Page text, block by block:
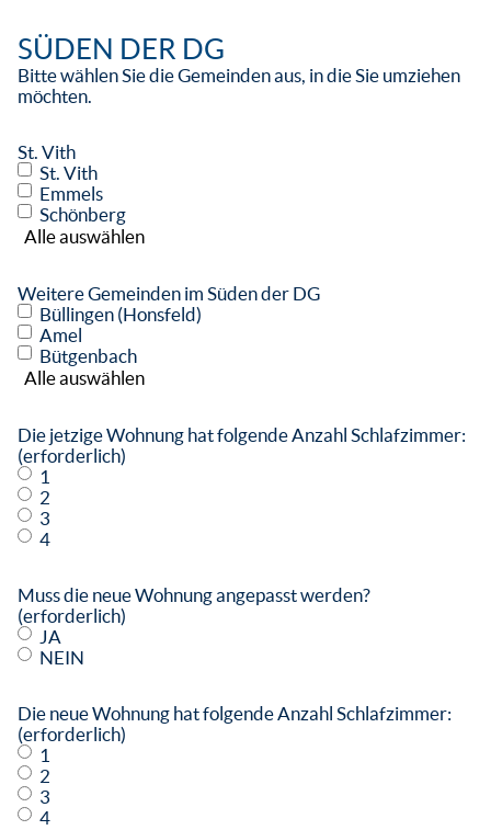
SÜDEN DER DG
Bitte wählen Sie die Gemeinden aus, in die Sie umziehen
möchten.
St. Vith
St. Vith
Emmels
Schönberg
Alle auswählen
Weitere Gemeinden im Süden der DG
Büllingen (Honsfeld)
Amel
Bütgenbach
Alle auswählen
Die jetzige Wohnung hat folgende Anzahl Schlafzimmer:
(erforderlich)
1
2
3
4
Muss die neue Wohnung angepasst werden?
(erforderlich)
JA
NEIN
Die neue Wohnung hat folgende Anzahl Schlafzimmer:
(erforderlich)
1
2
3
4